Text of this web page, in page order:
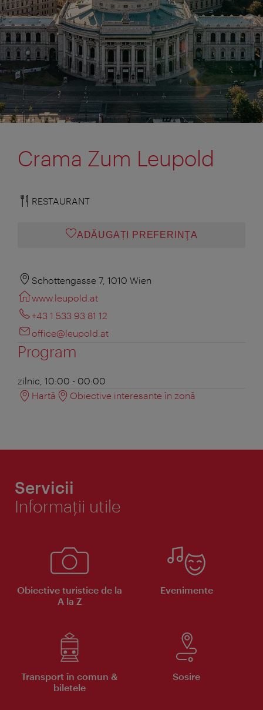
Crama Zum Leupold
RESTAURANT
ADĂUGAȚI PREFERINŢA
Schottengasse 7, 1010 Wien
www.leupold.at
+43 1 533 93 81 12
office@leupold.at
Program
zilnic, 10:00 - 00:00
Hartă
Obiective interesante în zonă
Servicii
Informaţii utile
Obiective turistice de la
A la Z
Evenimente
Transport în comun &
biletele
Sosire